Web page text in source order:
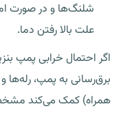
شلنگ‌ها و در صورت
علت بالا رفتن دما.
اگر احتمال خرابی پمپ
برق‌رسانی به پمپ،
همراه) کمک می‌کند